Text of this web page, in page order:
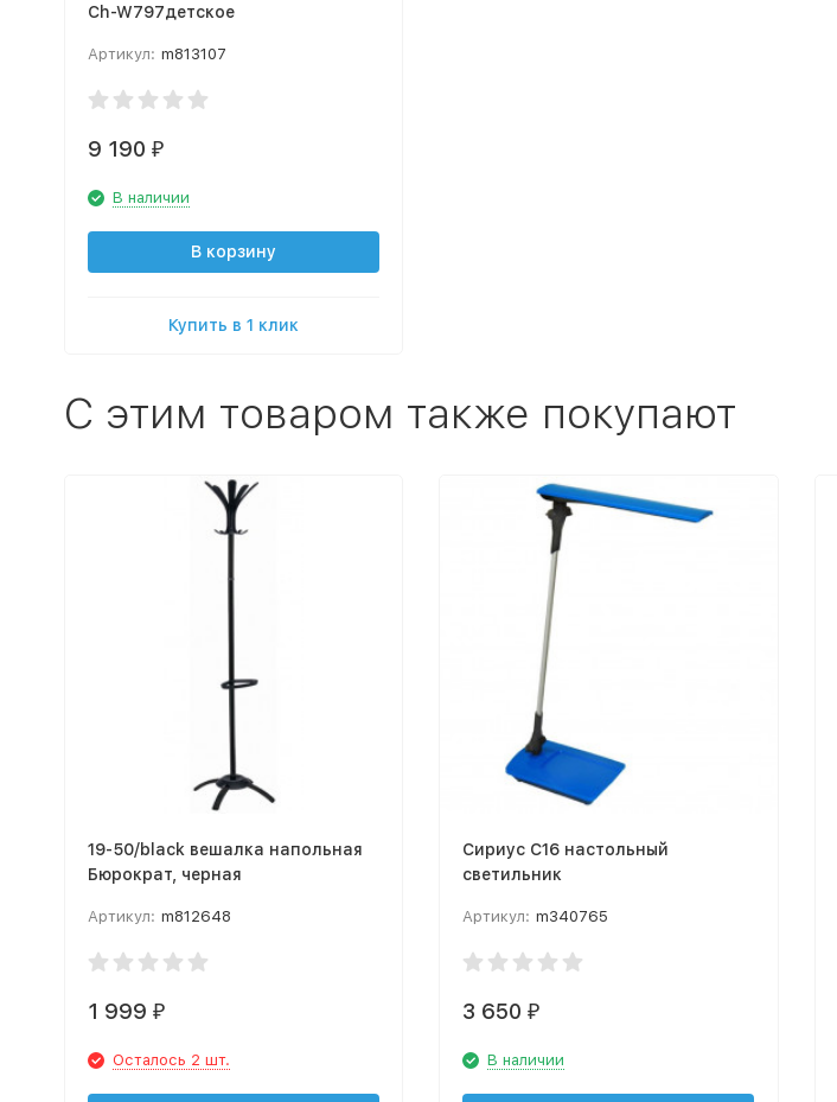
Ch-W797детское
Артикул: m813107
9 190 ₽
В наличии
В корзину
Купить в 1 клик
C этим товаром также покупают
19-50/black вешалка напольная
Бюрократ, черная
Артикул: m812648
1 999 ₽
Осталось 2 шт.
Сириус C16 настольный
светильник
Артикул: m340765
3 650 ₽
В наличии